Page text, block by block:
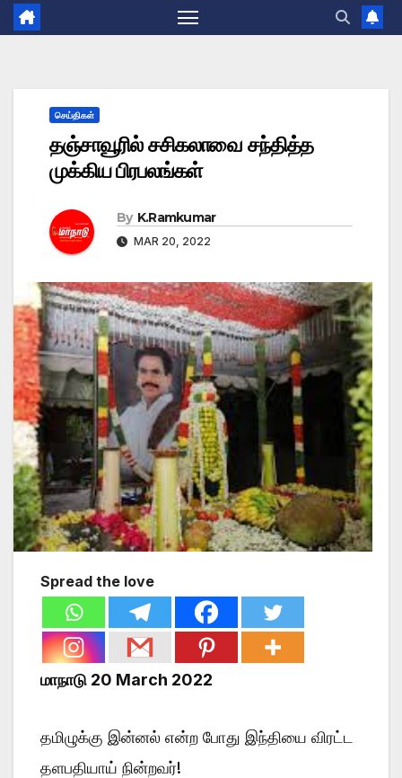
செய்திகள்
தஞ்சாவூரில் சசிகலாவை சந்தித்த
முக்கிய பிரபலங்கள்
By K.Ramkumar
MAR 20, 2022
Spread the love
மாநாடு 20 March 2022
தமிழுக்கு இன்னல் என்ற போது இந்தியை விரட்ட
தளபதியாய் நின்றவர்!